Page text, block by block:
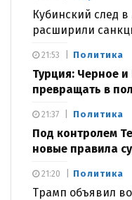
Кубинский след
расширили
Политика
Турция: Черное
превращать в
21:53
Политика
Под контролем
новые правила
21:37
Политика
Трамп объявил
21:20